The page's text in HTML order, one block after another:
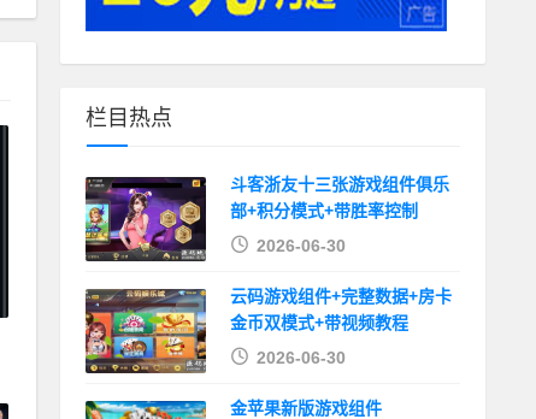
栏目热点
斗客浙友十三张游戏组件俱乐
部+积分模式+带胜率控制
2026-06-30
云码游戏组件+完整数据+房卡
金币双模式+带视频教程
2026-06-30
金苹果新版游戏组件